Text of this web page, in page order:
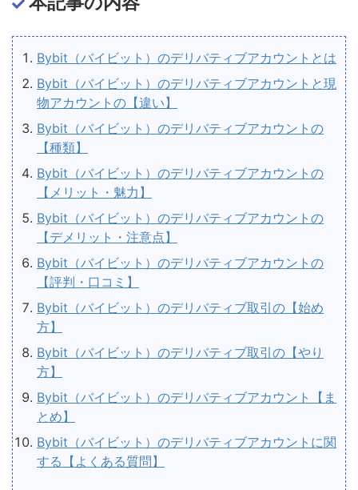
Bybit（バイビット）のデリバティブアカウントとは
Bybit（バイビット）のデリバティブアカウントと現
物アカウントの【違い】
Bybit（バイビット）のデリバティブアカウントの
【種類】
Bybit（バイビット）のデリバティブアカウントの
【メリット・魅力】
Bybit（バイビット）のデリバティブアカウントの
【デメリット・注意点】
Bybit（バイビット）のデリバティブアカウントの
【評判・口コミ】
Bybit（バイビット）のデリバティブ取引の【始め
方】
Bybit（バイビット）のデリバティブ取引の【やり
方】
Bybit（バイビット）のデリバティブアカウント【ま
とめ】
Bybit（バイビット）のデリバティブアカウントに関
する【よくある質問】